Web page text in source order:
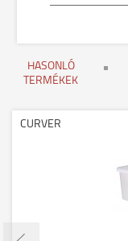
HASONLÓ
TERMÉKEK
CURVER